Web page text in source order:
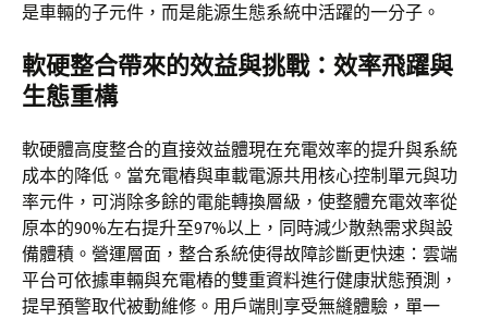
是車輛的子元件，而是能源生態系統中活躍的一分子。
軟硬整合帶來的效益與挑戰：效率飛躍與
生態重構
軟硬體高度整合的直接效益體現在充電效率的提升與系統
成本的降低。當充電樁與車載電源共用核心控制單元與功
率元件，可消除多餘的電能轉換層級，使整體充電效率從
原本的90%左右提升至97%以上，同時減少散熱需求與設
備體積。營運層面，整合系統使得故障診斷更快速：雲端
平台可依據車輛與充電樁的雙重資料進行健康狀態預測，
提早預警取代被動維修。用戶端則享受無縫體驗，單一